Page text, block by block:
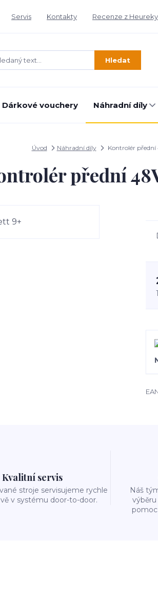
Servis Kontakty Recenze z Heureky
Hledat
Dárkové vouchery Náhradní díly
Úvod Náhradní díly Kontrolér přední
přední
Kvalitní servis
stroje servisujeme rychle
v systému door-to-door.
Náš